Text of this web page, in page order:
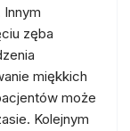
zęba
miękkich
może
Kolejnym